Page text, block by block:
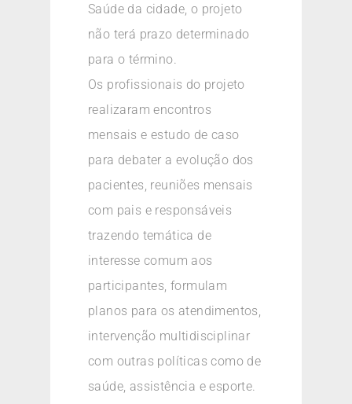
Saúde da cidade, o projeto
não terá prazo determinado
para o término.
Os profissionais do projeto
realizaram encontros
mensais e estudo de caso
para debater a evolução dos
pacientes, reuniões mensais
com pais e responsáveis
trazendo temática de
interesse comum aos
participantes, formulam
planos para os atendimentos,
intervenção multidisciplinar
com outras políticas como de
saúde, assistência e esporte.